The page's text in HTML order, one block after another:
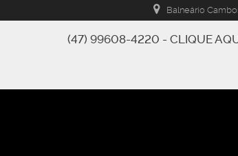
Balneário
(47) 99608-4220 - CLIQUE